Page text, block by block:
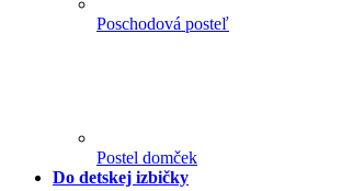
Poschodová posteľ
Postel domček
Do detskej izbičky